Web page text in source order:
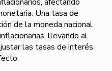
Una tasa de
de la moneda nacional
llevando al
las tasas de interés